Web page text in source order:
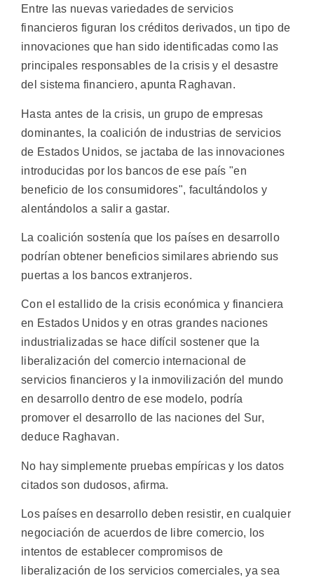
Entre las nuevas variedades de servicios
financieros figuran los créditos derivados, un tipo de
innovaciones que han sido identificadas como las
principales responsables de la crisis y el desastre
del sistema financiero, apunta Raghavan.
Hasta antes de la crisis, un grupo de empresas
dominantes, la coalición de industrias de servicios
de Estados Unidos, se jactaba de las innovaciones
introducidas por los bancos de ese país "en
beneficio de los consumidores", facultándolos y
alentándolos a salir a gastar.
La coalición sostenía que los países en desarrollo
podrían obtener beneficios similares abriendo sus
puertas a los bancos extranjeros.
Con el estallido de la crisis económica y financiera
en Estados Unidos y en otras grandes naciones
industrializadas se hace difícil sostener que la
liberalización del comercio internacional de
servicios financieros y la inmovilización del mundo
en desarrollo dentro de ese modelo, podría
promover el desarrollo de las naciones del Sur,
deduce Raghavan.
No hay simplemente pruebas empíricas y los datos
citados son dudosos, afirma.
Los países en desarrollo deben resistir, en cualquier
negociación de acuerdos de libre comercio, los
intentos de establecer compromisos de
liberalización de los servicios comerciales, ya sea